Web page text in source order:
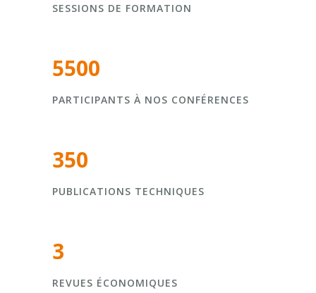
SESSIONS DE FORMATION
5500
PARTICIPANTS À NOS CONFÉRENCES
350
PUBLICATIONS TECHNIQUES
3
REVUES ÉCONOMIQUES